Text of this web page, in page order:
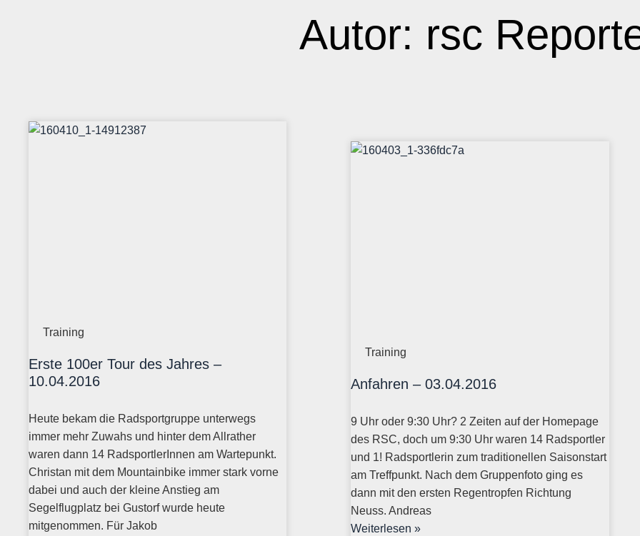
Autor: rsc
Training
Erste 100er Tour des Jahres –
10.04.2016
Heute bekam die Radsportgruppe unterwegs
immer mehr Zuwahs und hinter dem Allrather
waren dann 14 RadsportlerInnen am Wartepunkt.
Christan mit dem Mountainbike immer stark vorne
dabei und auch der kleine Anstieg am
Segelflugplatz bei Gustorf wurde heute
mitgenommen. Für Jakob
Training
Anfahren – 03.04.2016
9 Uhr oder 9:30 Uhr? 2 Zeiten auf der Homepage
des RSC, doch um 9:30 Uhr waren 14 Radsportler
und 1! Radsportlerin zum traditionellen Saisonstart
am Treffpunkt. Nach dem Gruppenfoto ging es
dann mit den ersten Regentropfen Richtung
Neuss. Andreas
Weiterlesen »